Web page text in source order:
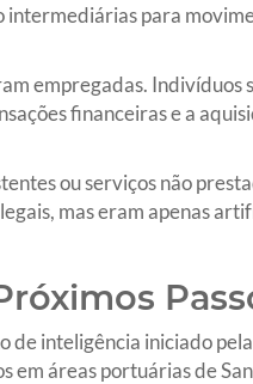
intermediárias para
empregadas.
financeiras e a
ou serviços não
mas eram apenas
inteligência iniciado
em áreas portuárias de